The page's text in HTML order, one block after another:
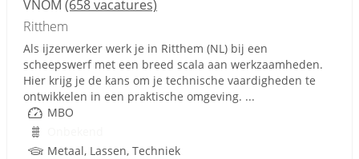
VNOM (658 vacatures)
Ritthem
Als ijzerwerker werk je in Ritthem (NL) bij een
scheepswerf met een breed scala aan werkzaamheden.
Hier krijg je de kans om je technische vaardigheden te
ontwikkelen in een praktische omgeving. ...
MBO
Metaal, Lassen, Techniek